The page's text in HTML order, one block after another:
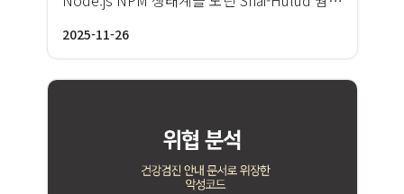
2025년 9월 16일 처음 발견된 1차 공격은 개발
NPM 토큰, GitHub 토큰과 같은 민감 정보를
동으로 악성 코드를 삽입·배포하는 방식으로
이루어졌습니다. 이는 NPM 패키지 침해를 유
발한 최초의 공급망 웜형 악성코드로 평가되고
2025-11-26